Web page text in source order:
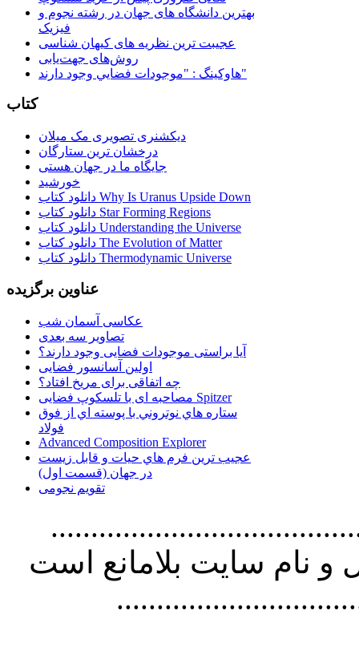
بهترین دانشگاه های جهان در رشته نجوم و
فیزیک
عجیبت ترین نظریه های کیهان شناسی
روش‌های جهت‌یابی
هاوكينگ : "موجودات فضايي وجود دارند"
کتاب
دیکشنری تصویری مک میلان
درخشان ترین ستارگان
جایگاه ما در جهان هستی
خورشید
دانلود کتاب Why Is Uranus Upside Down
دانلود کتاب Star Forming Regions
دانلود کتاب Understanding the Universe
دانلود کتاب The Evolution of Matter
دانلود کتاب Thermodynamic Universe
عناوین برگزیده
عکاسی آسمان شب
تصاویر سه بعدی
آیا براستی موجودات فضایی وجود دارند؟
اولین آسانسور فضایی
چه اتفاقی برای مریخ افتاد؟
مصاحبه ای با تلسکوپ فضایی Spitzer
ستاره هاي نوتروني با پوسته اي از فوق
فولاد
Advanced Composition Explorer
عجیب ترین فرم هاي حيات و قابل زيست
در جهان (قسمت اول)
تقویم نجومی
استفاده از
نام سايت بلامانع است